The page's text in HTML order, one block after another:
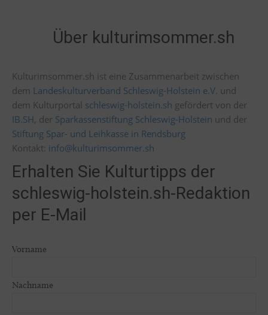
Über kulturimsommer.sh
Kulturimsommer.sh ist eine Zusammenarbeit zwischen
dem Landeskulturverband Schleswig-Holstein e.V. und
dem Kulturportal schleswig-holstein.sh gefördert von der
IB.SH, der Sparkassenstiftung Schleswig-Holstein und der
Stiftung Spar- und Leihkasse in Rendsburg
Kontakt: info@kulturimsommer.sh
Erhalten Sie Kulturtipps der
schleswig-holstein.sh-Redaktion
per E-Mail
Vorname
Nachname